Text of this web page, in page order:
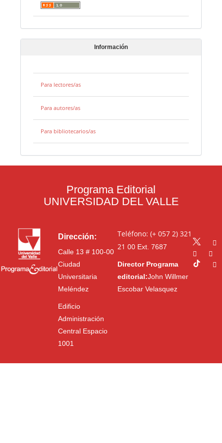
Información
Para lectores/as
Para autores/as
Para bibliotecarios/as
Programa Editorial
UNIVERSIDAD DEL VALLE
Dirección:
Calle 13 # 100-00
Ciudad
Universitaria
Meléndez
Edificio
Administración
Central Espacio
1001
Teléfono: (+ 057 2) 321
21 00Ext. 7687
Director Programa
editorial:John Willmer
Escobar Velasquez